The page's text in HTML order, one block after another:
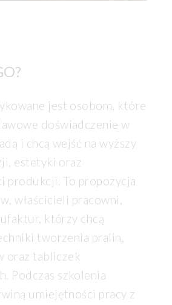
jest osobom, które
doświadczenie w
i chcą wejść na wyższy
estetyki oraz
produkcji. To propozycja
właścicieli pracowni,
którzy chcą
tworzenia pralin,
oraz tabliczek
Podczas szkolenia
umiejętności pracy z